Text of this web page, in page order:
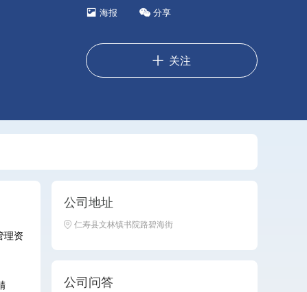
海报 分享
关注
理资
公司地址
仁寿县文林镇书院路碧海街
公司问答